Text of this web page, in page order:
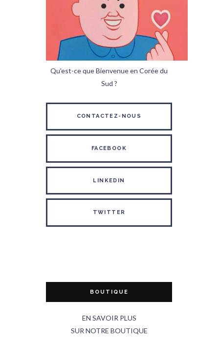
Qu'est-ce que Bienvenue en Corée du
Sud ?
CONTACTEZ-NOUS
FACEBOOK
LINKEDIN
TWITTER
BOUTIQUE
EN SAVOIR PLUS
SUR NOTRE BOUTIQUE